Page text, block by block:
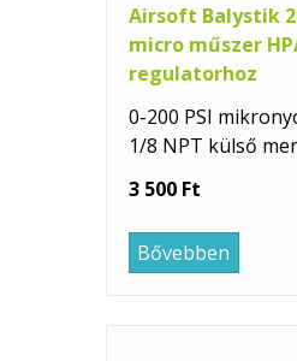
Airsoft Balystik
micro műszer
regulatorhoz
0-200 PSI
1/8 NPT külső
3 500 Ft
Bővebben